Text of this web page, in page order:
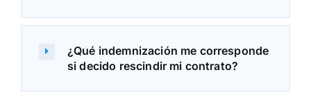
¿Qué indemnización me corresponde
si decido rescindir mi contrato?